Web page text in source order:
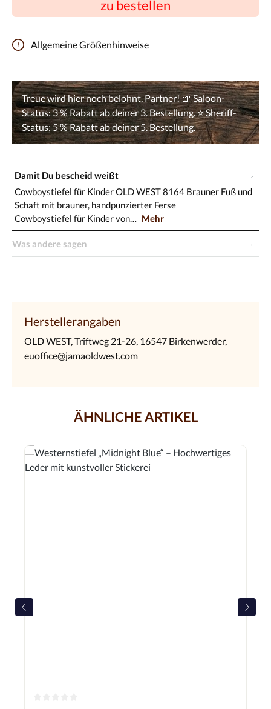
zu bestellen
Allgemeine Größenhinweise
Damit Du bescheid weißt
Cowboystiefel für Kinder OLD WEST 8164 Brauner Fuß und
Schaft mit brauner, handpunzierter Ferse
Cowboystiefel für Kinder von…
Mehr
Was andere sagen
Herstellerangaben
OLD WEST, Triftweg 21-26, 16547 Birkenwerder,
euoffice@jamaoldwest.com
ÄHNLICHE ARTIKEL